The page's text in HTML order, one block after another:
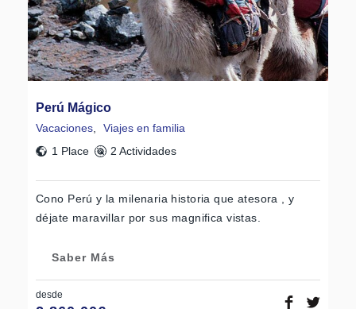
Perú Mágico
Vacaciones
Viajes en familia
1 Place
2 Actividades
Cono Perú y la milenaria historia que atesora , y
déjate maravillar por sus magnifica vistas.
Saber Más
desde